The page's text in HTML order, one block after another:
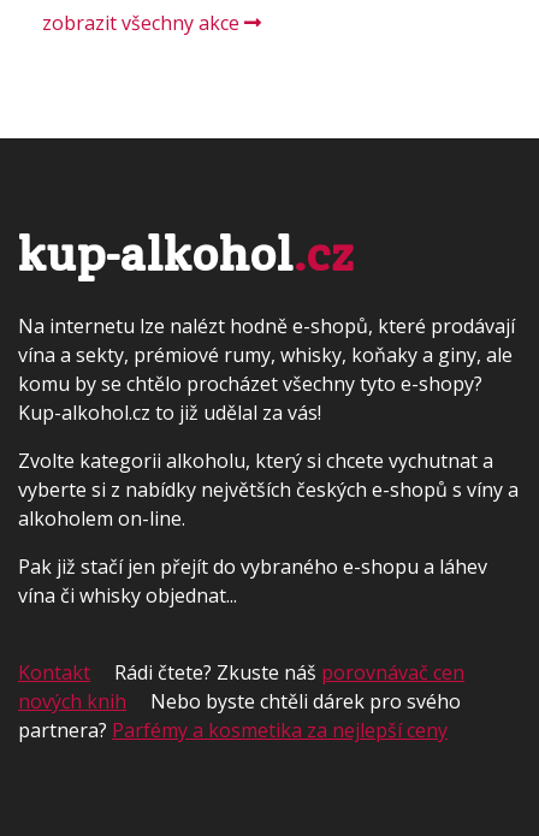
zobrazit všechny akce
kup-alkohol.cz
Na internetu lze nalézt hodně e-shopů, které prodávají
vína a sekty, prémiové rumy, whisky, koňaky a giny, ale
komu by se chtělo procházet všechny tyto e-shopy?
Kup-alkohol.cz to již udělal za vás!
Zvolte kategorii alkoholu, který si chcete vychutnat a
vyberte si z nabídky největších českých e-shopů s víny a
alkoholem on-line.
Pak již stačí jen přejít do vybraného e-shopu a láhev
vína či whisky objednat...
Kontakt Rádi čtete? Zkuste náš porovnávač cen
nových knih
Nebo byste chtěli dárek pro svého
partnera? Parfémy a kosmetika za nejlepší ceny